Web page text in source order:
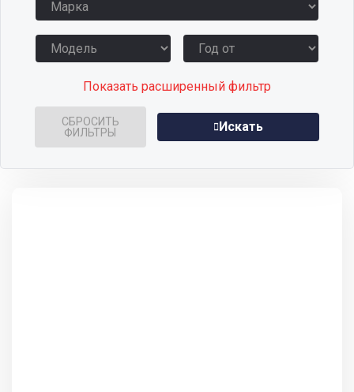
Показать расширенный фильтр
СБРОСИТЬ
ФИЛЬТРЫ
Искать